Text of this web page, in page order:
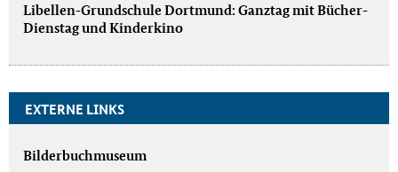
Libellen-Grundschule Dortmund: Ganztag mit Bücher-
Dienstag und Kinderkino
EXTERNE LINKS
Bilderbuchmuseum